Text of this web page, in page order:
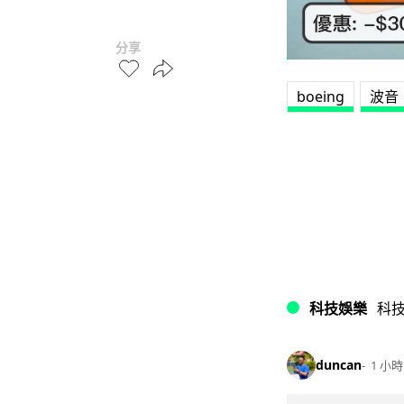
分享
boeing 波音
科技娛樂 科
duncan 1 小時